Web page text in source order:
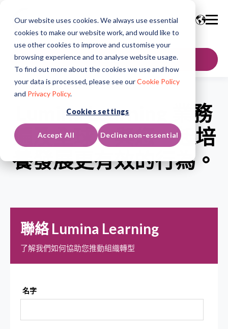
Our website uses cookies. We always use essential
cookies to make our website work, and would like to
use other cookies to improve and customise your
browsing experience and to analyse website usage.
To find out more about the cookies we use and how
your data is processed, please see ourCookie Policy
and Privacy Policy.
Cookies settings
Accept All Decline non-essential
聯絡我們
Lumina Learning 業務
遍及全球，與您一起培
養發展更有效的行為。
聯絡 Lumina Learning
了解我們如何協助您推動組織轉型
名字